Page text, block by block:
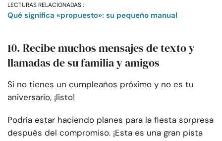
LECTURAS RELACIONADAS :
Qué significa «propuesto»: su pequeño manual
10. Recibe muchos mensajes de texto y
llamadas de su familia y amigos
Si no tienes un cumpleaños próximo y no es tu
aniversario, ¡listo!
Podría estar haciendo planes para la fiesta sorpresa
después del compromiso. ¡Esta es una gran pista